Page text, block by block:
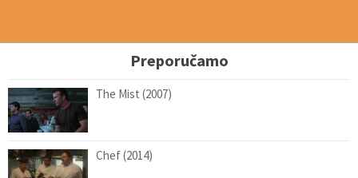
Preporučamo
The Mist (2007)
Chef (2014)